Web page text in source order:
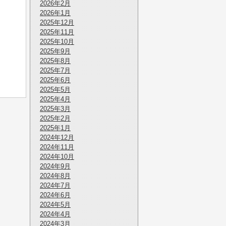
2026年2月
2026年1月
2025年12月
2025年11月
2025年10月
2025年9月
2025年8月
2025年7月
2025年6月
2025年5月
2025年4月
2025年3月
2025年2月
2025年1月
2024年12月
2024年11月
2024年10月
2024年9月
2024年8月
2024年7月
2024年6月
2024年5月
2024年4月
2024年3月